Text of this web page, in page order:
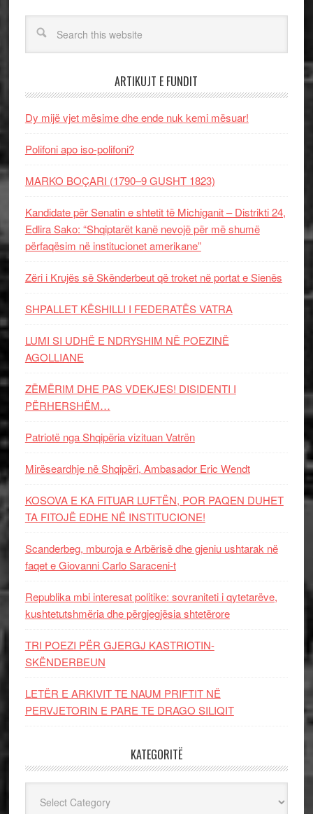
ARTIKUJT E FUNDIT
Dy mijë vjet mësime dhe ende nuk kemi mësuar!
Polifoni apo iso-polifoni?
MARKO BOÇARI (1790–9 GUSHT 1823)
Kandidate për Senatin e shtetit të Michiganit – Distrikti 24,
Edlira Sako: “Shqiptarët kanë nevojë për më shumë
përfaqësim në institucionet amerikane”
Zëri i Krujës së Skënderbeut që troket në portat e Sienës
SHPALLET KËSHILLI I FEDERATËS VATRA
LUMI SI UDHË E NDRYSHIM NË POEZINË
AGOLLIANE
ZËMËRIM DHE PAS VDEKJES! DISIDENTI I
PËRHERSHËM…
Patriotë nga Shqipëria vizituan Vatrën
Mirëseardhje në Shqipëri, Ambasador Eric Wendt
KOSOVA E KA FITUAR LUFTËN, POR PAQEN DUHET
TA FITOJË EDHE NË INSTITUCIONE!
Scanderbeg, mburoja e Arbërisë dhe gjeniu ushtarak në
faqet e Giovanni Carlo Saraceni-t
Republika mbi interesat politike: sovraniteti i qytetarëve,
kushtetutshmëria dhe përgjegjësia shtetërore
TRI POEZI PËR GJERGJ KASTRIOTIN-
SKËNDERBEUN
LETËR E ARKIVIT TE NAUM PRIFTIT NË
PERVJETORIN E PARE TE DRAGO SILIQIT
KATEGORITË